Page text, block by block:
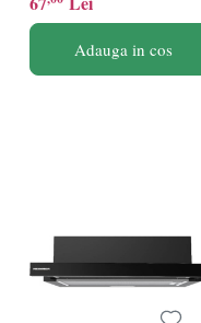
Adauga in cos